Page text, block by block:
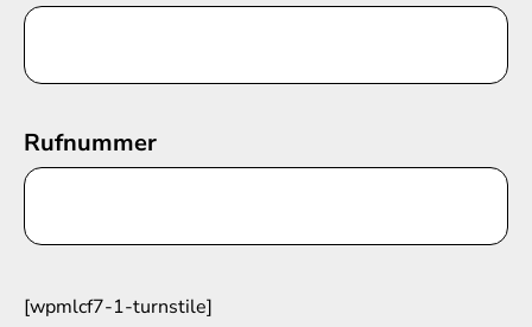
Rufnummer
[wpmlcf7-1-turnstile]